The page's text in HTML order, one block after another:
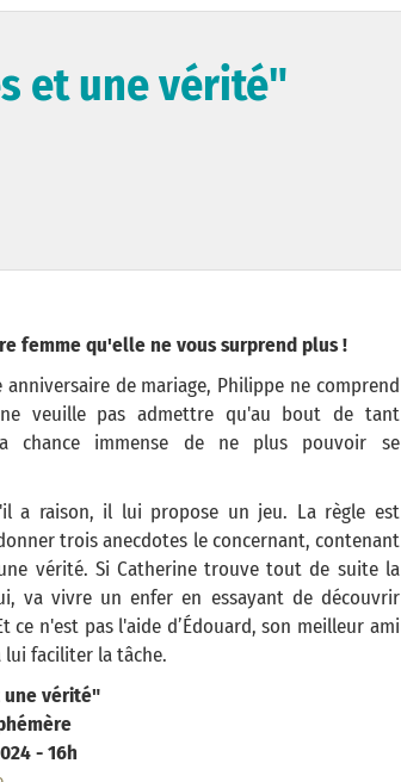
et une vérité"
femme qu'elle ne vous surprend plus !
anniversaire de mariage, Philippe ne comprend
veuille pas admettre qu'au bout de tant
chance immense de ne plus pouvoir se
a raison, il lui propose un jeu. La règle est
trois anecdotes le concernant, contenant
vérité. Si Catherine trouve tout de suite la
va vivre un enfer en essayant de découvrir
ce n'est pas l'aide d’Édouard, son meilleur ami
faciliter la tâche.
une vérité"
- 16h